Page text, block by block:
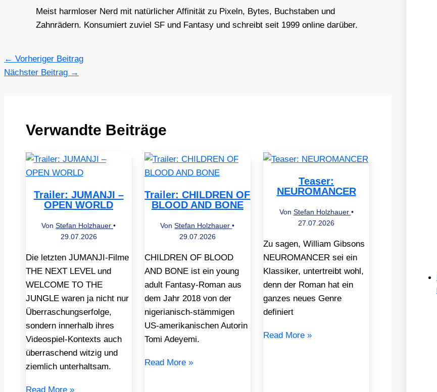
Meist harmloser Nerd mit natürlicher Affinität zu Pixeln, Bytes, Buchstaben und
Zahnrädern. Konsumiert zuviel SF und Fantasy und schreibt seit 1999 online darüber.
← Vorheriger Beitrag
Nächster Beitrag →
Verwandte Beiträge
Trailer: JUMANJI –
OPEN WORLD
VonStefan Holzhauer•
29.07.2026
Die letzten JUMANJI-Filme
THE NEXT LEVEL und
WELCOME TO THE
JUNGLE waren ja nicht nur
Überraschungserfolge,
sondern innerhalb ihres
Videospiel-Kontexts auch
überraschend witzig und
ziemlich unterhaltsam.
Read More »
Trailer: CHILDREN OF
BLOOD AND BONE
VonStefan Holzhauer•
29.07.2026
CHILDREN OF BLOOD
AND BONE ist ein young
adult Fantasy-Roman aus
dem Jahr 2018 von der
nigerianisch-stämmigen
US-amerikanischen Autorin
Tomi Adeyemi.
Read More »
Teaser:
NEUROMANCER
Von Stefan Holzhauer •
27.07.2026
Zu sagen, William Gibsons
NEUROMANCER sei ein
Klassiker, untertreibt wohl,
denn der Roman hat ein
ganzes neues Genre
definiert
Read More »